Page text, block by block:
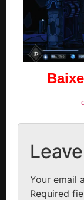
Your email
Required